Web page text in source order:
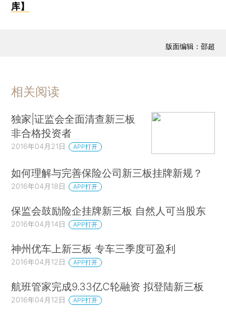
库】
版面编辑：邵超
相关阅读
独家|证监会全面清查新三板
非合格投资者
2016年04月21日 APP打开
如何理解与完善保险公司新三板挂牌新规？
2016年04月18日 APP打开
保监会鼓励险企挂牌新三板 自然人可当股东
2016年04月14日 APP打开
神州优车上新三板 专车三季度可盈利
2016年04月12日 APP打开
航班管家完成9.33亿C轮融资 拟登陆新三板
2016年04月12日 APP打开